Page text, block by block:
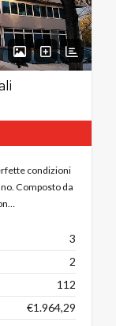
condizioni
Composto da
3
2
112
€1.964,29